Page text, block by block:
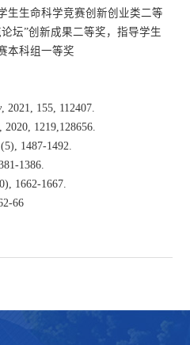
生生命科学竞赛创新创业类二等
坛”创新成果二等奖 ，指导学生
本科组一等奖
, 2021, 155, 112407.
, 2020, 1219,128656.
1487-1492.
1386.
1662-1667.
66